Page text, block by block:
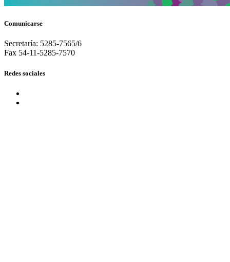
Comunicarse
Secretaría: 5285-7565/6
Fax 54-11-5285-7570
Redes sociales